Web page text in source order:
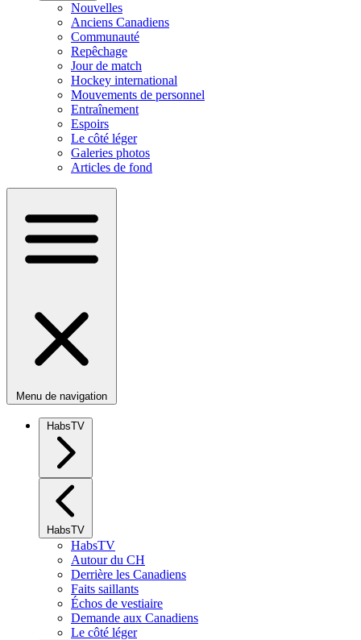
Nouvelles
Anciens Canadiens
Communauté
Repêchage
Jour de match
Hockey international
Mouvements de personnel
Entraînement
Espoirs
Le côté léger
Galeries photos
Articles de fond
Menu de navigation
HabsTV
HabsTV
HabsTV
Autour du CH
Derrière les Canadiens
Faits saillants
Échos de vestiaire
Demande aux Canadiens
Le côté léger